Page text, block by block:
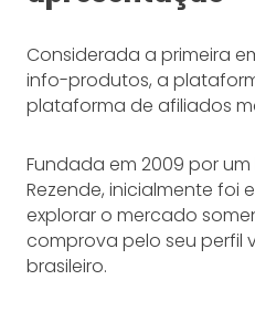
Considerada a primeira
info-produtos, a
plataforma de afiliados
Fundada em 2009 por
Rezende, inicialmente foi
explorar o mercado
comprova pelo seu perfil
brasileiro.